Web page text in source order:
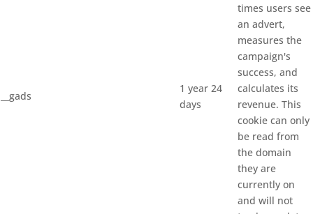
__gads
1 year 24
days
times users see
an advert,
measures the
campaign's
success, and
calculates its
revenue. This
cookie can only
be read from
the domain
they are
currently on
and will not